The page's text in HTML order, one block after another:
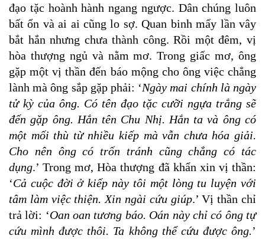
đạo tặc hoành hành ngang ngược. Dân chúng luôn
bất ổn và ai ai cũng lo sợ. Quan binh mấy lần vây
bắt hắn nhưng chưa thành công. Rồi một đêm, vị
hòa thượng ngủ và nằm mơ. Trong giấc mơ, ông
gặp một vị thần đến báo mộng cho ông việc chẳng
lành mà ông sắp gặp phải: ‘Ngày mai chính là ngày
tử kỳ của ông. Có tên đạo tặc cưỡi ngựa trắng sẽ
đến gặp ông. Hắn tên Chu Nhị. Hắn ta và ông có
một mối thù từ nhiều kiếp mà vẫn chưa hóa giải.
Cho nên ông có trốn tránh cũng chẳng có tác
dụng.’ Trong mơ, Hòa thượng đã khẩn xin vị thần:
‘Cả cuộc đời ở kiếp này tôi một lòng tu luyện với
tâm làm việc thiện. Xin ngài cứu giúp.’ Vị thần chỉ
trả lời: ‘Oan oan tương báo. Oán này chỉ có ông tự
cứu mình được thôi. Ta không thể cứu được ông.’